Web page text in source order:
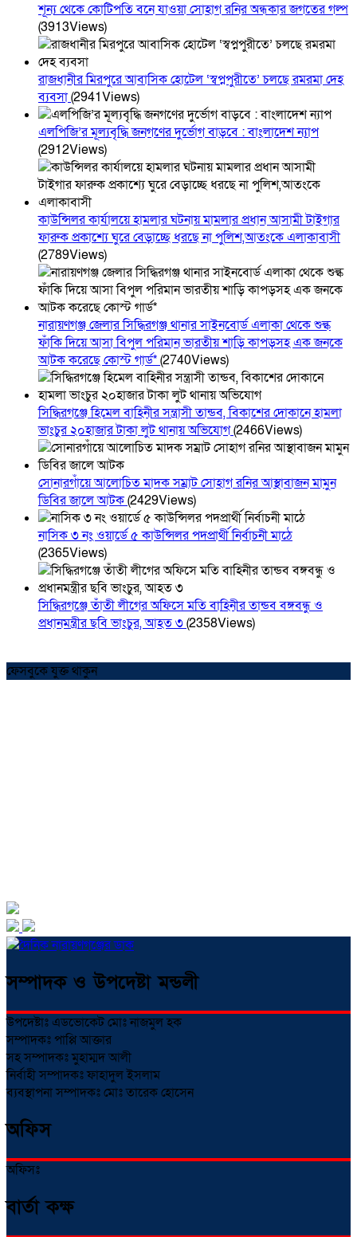
শূন্য থেকে কোটিপতি বনে যাওয়া সোহাগ রনির অন্ধকার জগতের গল্প
(3913Views)
রাজধানীর মিরপুরে আবাসিক হোটেল ‘স্বপ্নপুরীতে’ চলছে রমরমা দেহ
ব্যবসা(2941Views)
এলপিজি’র মূল্যবৃদ্ধি জনগণের দুর্ভোগ বাড়বে : বাংলাদেশ ন্যাপ
(2912Views)
কাউন্সিলর কার্যালয়ে হামলার ঘটনায় মামলার প্রধান আসামী টাইগার
ফারুক প্রকাশ্যে ঘুরে বেড়াচ্ছে ধরছে না পুলিশ,আতংকে এলাকাবাসী
(2789Views)
নারায়ণগঞ্জ জেলার সিদ্ধিরগঞ্জ থানার সাইনবোর্ড এলাকা থেকে শুল্ক
ফাঁকি দিয়ে আসা বিপুল পরিমান ভারতীয় শাড়ি কাপড়সহ এক জনকে
আটক করেছে কোস্ট গার্ড*(2740Views)
সিদ্ধিরগঞ্জে হিমেল বাহিনীর সন্ত্রাসী তান্ডব, বিকাশের দোকানে হামলা
ভাংচুর ২০হাজার টাকা লুট থানায় অভিযোগ(2466Views)
সোনারগাঁয়ে আলোচিত মাদক সম্রাট সোহাগ রনির আস্থাবাজন মামুন
ডিবির জালে আটক(2429Views)
নাসিক ৩ নং ওয়ার্ডে ৫ কাউন্সিলর পদপ্রার্থী নির্বাচনী মাঠে
(2365Views)
সিদ্ধিরগঞ্জে তাঁতী লীগের অফিসে মতি বাহিনীর তান্ডব বঙ্গবন্ধু ও
প্রধানমন্ত্রীর ছবি ভাংচুর, আহত ৩(2358Views)
ফেসবুকে যুক্ত থাকুন
সম্পাদক ও উপদেষ্টা মন্ডলী
উপদেষ্টাঃ এডভোকেট মোঃ নাজমুল হক
সম্পাদকঃ পাপ্পি আক্তার
সহ সম্পাদকঃ মুহাম্মদ আলী
নির্বাহী সম্পাদকঃ ফাহাদুল ইসলাম
ব্যবস্থাপনা সম্পাদকঃ মোঃ তারেক হোসেন
অফিস
অফিসঃ
বার্তা কক্ষ